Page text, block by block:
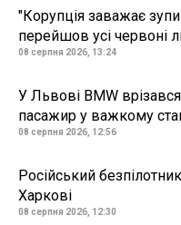
"Корупція заважає
перейшов усі червоні
08 серпня 2026, 13:24
У Львові BMW
пасажир у важкому
08 серпня 2026, 12:56
Російський
Харкові
08 серпня 2026, 12:30